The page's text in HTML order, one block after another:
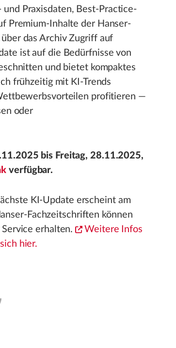
und Praxisdaten, Best-Practice-
Premium-Inhalte der Hanser-
das Archiv Zugriff auf
ist auf die Bedürfnisse von
und bietet kompaktes
frühzeitig mit KI-Trends
profitieren —
oder
bis Freitag, 28.11.2025,
verfügbar.
KI-Update erscheint am
Fachzeitschriften können
Service erhalten.
Weitere Infos
hier.